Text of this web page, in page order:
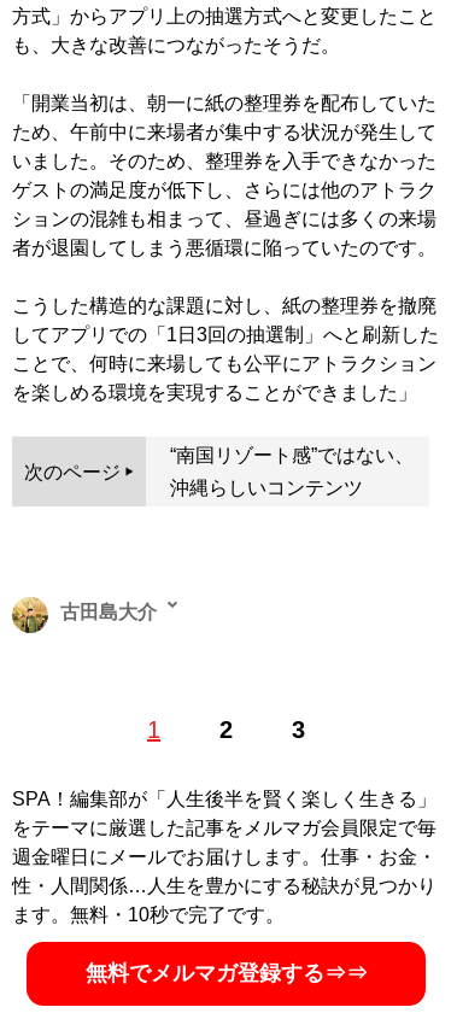
方式」からアプリ上の抽選方式へと変更したこと
も、大きな改善につながったそうだ。
「開業当初は、朝一に紙の整理券を配布していた
ため、午前中に来場者が集中する状況が発生して
いました。そのため、整理券を入手できなかった
ゲストの満足度が低下し、さらには他のアトラク
ションの混雑も相まって、昼過ぎには多くの来場
者が退園してしまう悪循環に陥っていたのです。
こうした構造的な課題に対し、紙の整理券を撤廃
してアプリでの「1日3回の抽選制」へと刷新した
ことで、何時に来場しても公平にアトラクション
を楽しめる環境を実現することができました」
次のページ
“南国リゾート感”ではない、
沖縄らしいコンテンツ
1 2 3
古田島大介
カルチャーなど興味関心の湧く分野を中心に執筆活動を
び、現場で知ることを大切にしている
記事一覧へ
SPA！編集部が「人生後半を賢く楽しく生きる」
をテーマに厳選した記事をメルマガ会員限定で毎
週金曜日にメールでお届けします。仕事・お金・
性・人間関係…人生を豊かにする秘訣が見つかり
ます。無料・10秒で完了です。
無料でメルマガ登録する⇒⇒